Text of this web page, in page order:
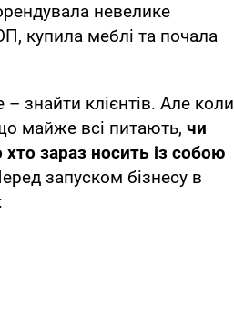
невелике
купила меблі та почала
знайти клієнтів. Але коли
майже всі питають, чи
зараз носить із собою
запуском бізнесу в